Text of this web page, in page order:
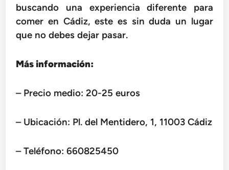
buscando una experiencia diferente para
comer en Cádiz, este es sin duda un lugar
que no debes dejar pasar.
Más información:
– Precio medio: 20-25 euros
– Ubicación: Pl. del Mentidero, 1, 11003 Cádiz
– Teléfono:660825450